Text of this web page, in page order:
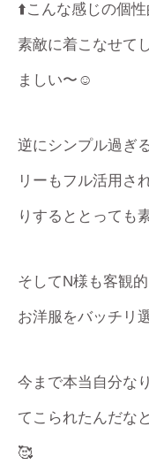
⬆️こんな感じの個
素敵に着こなせて
ましい〜☺️
逆にシンプル過ぎ
リーもフル活用さ
りするととっても
そしてN様も客観
お洋服をバッチリ
今まで本当自分な
てこられたんだな
🥰